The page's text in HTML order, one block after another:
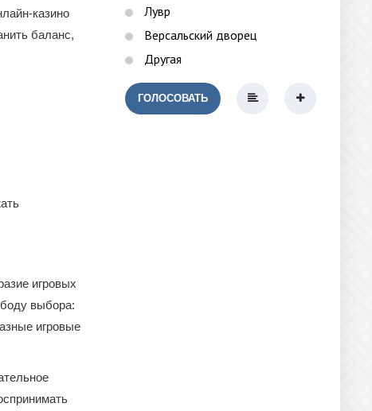
казино
баланс,
игровых
выбора:
игровые
Лувр
Версальский дворец
Другая
ГОЛОСОВАТЬ